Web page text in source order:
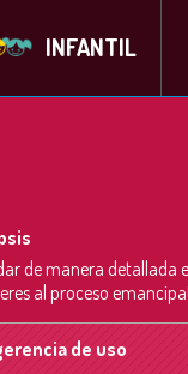
INFANTIL
de manera detallada
al proceso
de uso